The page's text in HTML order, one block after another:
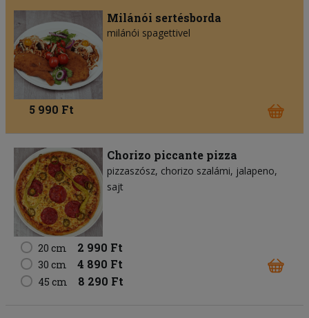
Milánói sertésborda
milánói spagettivel
5 990 Ft
Chorizo piccante pizza
pizzaszósz chorizo szalámi jalapeno
sajt
20 cm 2 990 Ft
30 cm 4 890 Ft
45 cm 8 290 Ft